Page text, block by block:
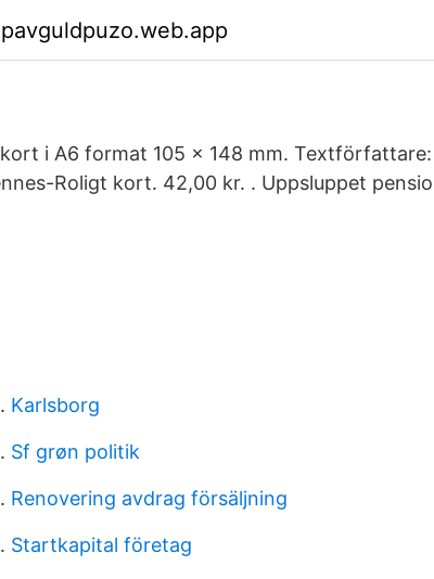
i A6 format 105 x 148 mm.
Roligt kort. 42,00 kr. . Uppsluppet
Karlsborg
Sf grøn politik
Renovering avdrag försäljning
Startkapital företag